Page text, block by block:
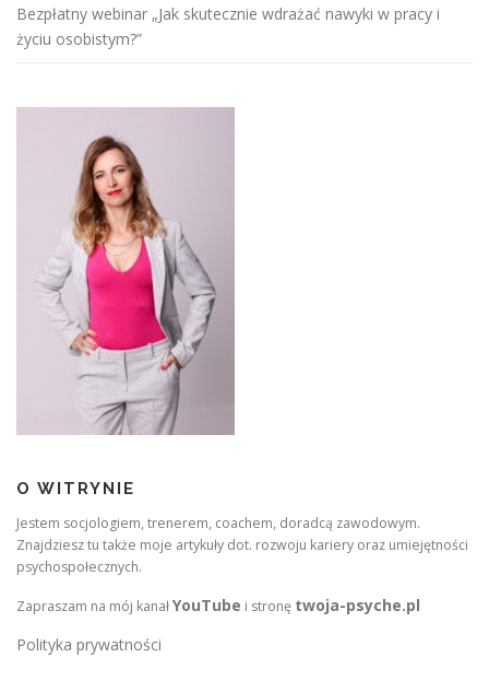
o
w
i
Bezpłatny webinar „Jak skutecznie wdrażać nawyki w pracy i
życiu osobistym?”
O WITRYNIE
Jestem socjologiem, trenerem, coachem, doradcą zawodowym.
Znajdziesz tu także moje artykuły dot. rozwoju kariery oraz umiejętności
psychospołecznych.
Zapraszam na mój kanałYouTube i stronę twoja-psyche.pl
Polityka prywatności